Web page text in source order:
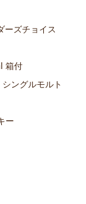
ーズチョイス
箱付
ングルモルト
ー